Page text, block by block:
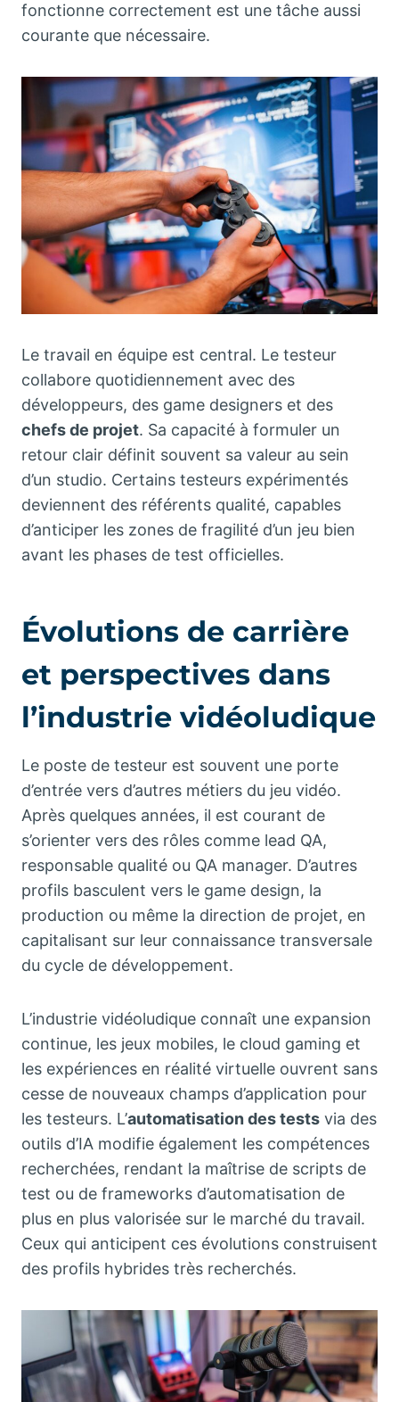
fonctionne correctement est une tâche aussi
courante que nécessaire.
Le travail en équipe est central. Le testeur
collabore quotidiennement avec des
développeurs, des game designers et des
chefs de projet. Sa capacité à formuler un
retour clair définit souvent sa valeur au sein
d’un studio. Certains testeurs expérimentés
deviennent des référents qualité, capables
d’anticiper les zones de fragilité d’un jeu bien
avant les phases de test officielles.
Évolutions de carrière
et perspectives dans
l’industrie vidéoludique
Le poste de testeur est souvent une porte
d’entrée vers d’autres métiers du jeu vidéo.
Après quelques années, il est courant de
s’orienter vers des rôles comme lead QA,
responsable qualité ou QA manager. D’autres
profils basculent vers le game design, la
production ou même la direction de projet, en
capitalisant sur leur connaissance transversale
du cycle de développement.
L’industrie vidéoludique connaît une expansion
continue, les jeux mobiles, le cloud gaming et
les expériences en réalité virtuelle ouvrent sans
cesse de nouveaux champs d’application pour
les testeurs. L’automatisation des tests via des
outils d’IA modifie également les compétences
recherchées, rendant la maîtrise de scripts de
test ou de frameworks d’automatisation de
plus en plus valorisée sur le marché du travail.
Ceux qui anticipent ces évolutions construisent
des profils hybrides très recherchés.